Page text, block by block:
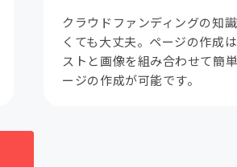
クラウドファンディングの知
くても大丈夫。ページの作成
ストと画像を組み合わせて簡
ージの作成が可能です。